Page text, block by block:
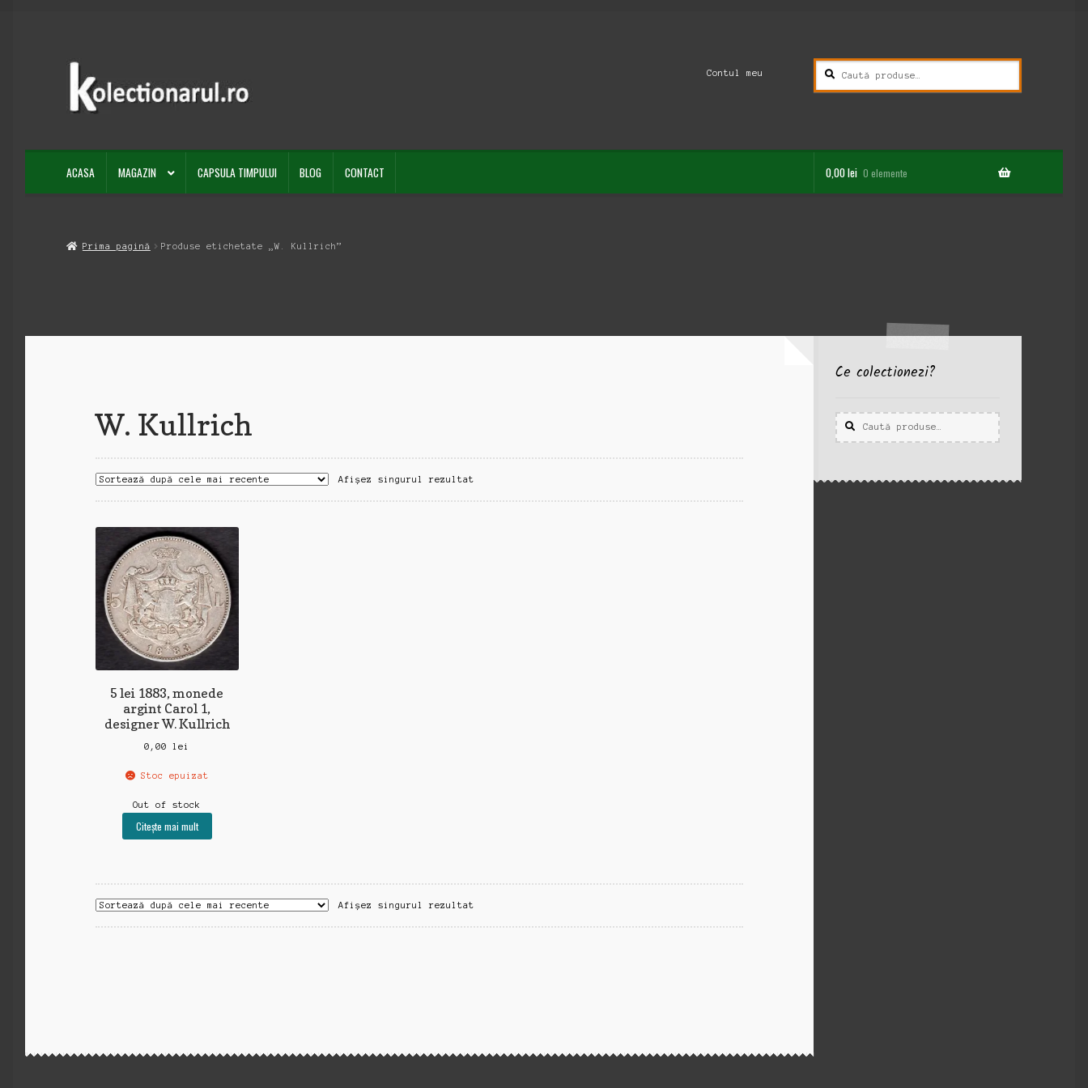
Sari
navigare
Sari
conținut
Contul meu
Caută
după:
Caută
ACASA MAGAZIN CAPSULA TIMPULUI BLOG CONTACT 0,00lei 0 elemente
Prima pagină Produse etichetate „W. Kullrich”
W. Kullrich
Afișez singurul rezultat
5 lei 1883, monede
argint Carol 1,
designer W. Kullrich
0,00lei
Stoc epuizat
Out of stock
Citește mai mult
Afișez singurul rezultat
Ce colectionezi?
Caută
după:
Caută